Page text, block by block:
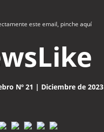
este email, pinche aquí
Nº 21 | Diciembre de 2023